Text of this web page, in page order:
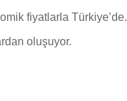
fiyatlarla Türkiye’de.
oluşuyor.